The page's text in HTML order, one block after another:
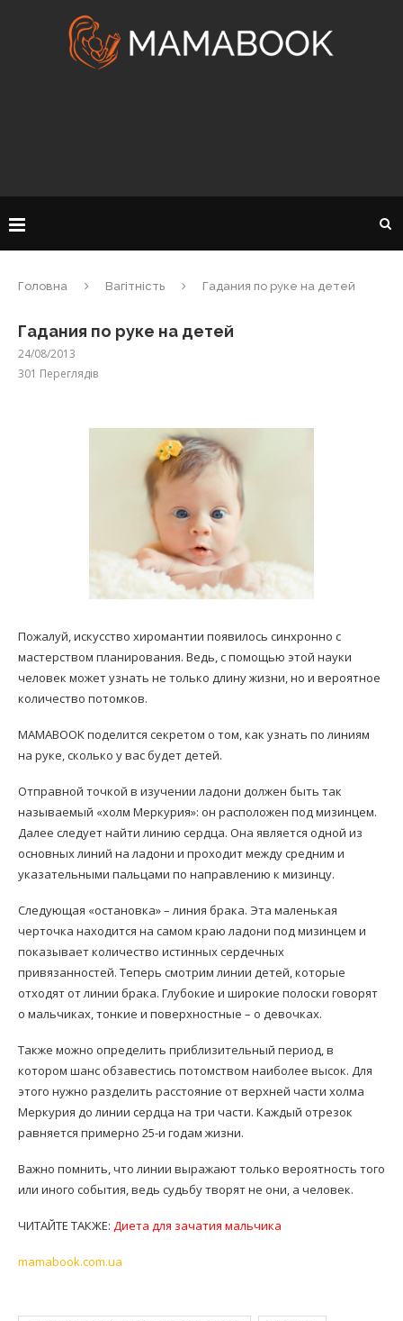
Головна Вагітність Гадания по руке на детей
Гадания по руке на детей
24/08/2013
301 Переглядів
Пожалуй, искусство хиромантии появилось синхронно с
мастерством планирования. Ведь, с помощью этой науки
человек может узнать не только длину жизни, но и вероятное
количество потомков.
MAMABOOK поделится секретом о том, как узнать по линиям
на руке, сколько у вас будет детей.
Отправной точкой в изучении ладони должен быть так
называемый «холм Меркурия»: он расположен под мизинцем.
Далее следует найти линию сердца. Она является одной из
основных линий на ладони и проходит между средним и
указательными пальцами по направлению к мизинцу.
Следующая «остановка» – линия брака. Эта маленькая
черточка находится на самом краю ладони под мизинцем и
показывает количество истинных сердечных
привязанностей. Теперь смотрим линии детей, которые
отходят от линии брака. Глубокие и широкие полоски говорят
о мальчиках, тонкие и поверхностные – о девочках.
Также можно определить приблизительный период, в
котором шанс обзавестись потомством наиболее высок. Для
этого нужно разделить расстояние от верхней части холма
Меркурия до линии сердца на три части. Каждый отрезок
равняется примерно 25-и годам жизни.
Важно помнить, что линии выражают только вероятность того
или иного события, ведь судьбу творят не они, а человек.
ЧИТАЙТЕ ТАКЖЕ: Диета для зачатия мальчика
mamabook.com.ua